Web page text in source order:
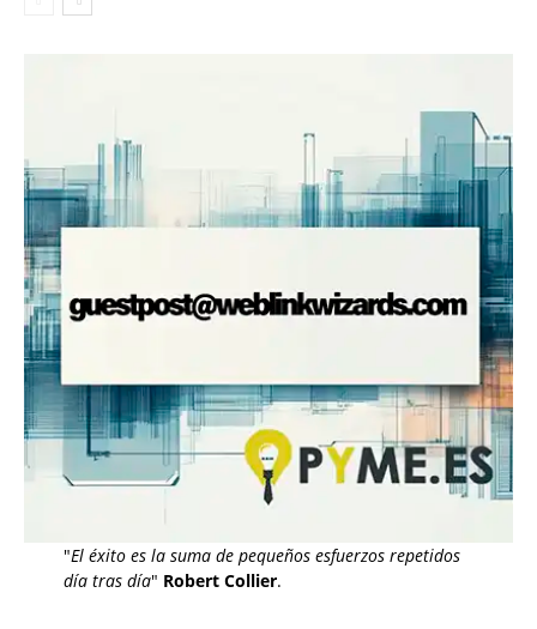
"El éxito es la suma de pequeños esfuerzos repetidos
día tras día" Robert Collier.